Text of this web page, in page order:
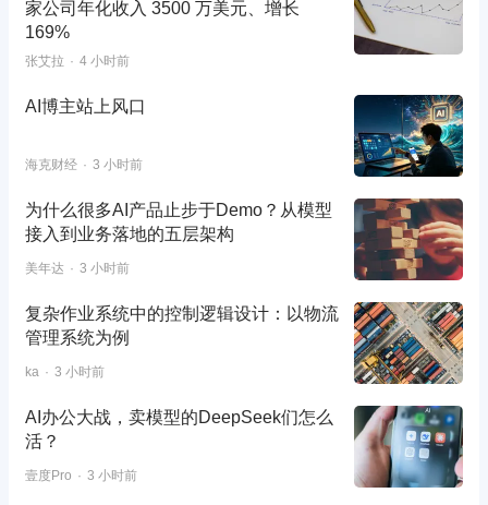
家公司年化收入 3500 万美元、增长
169%
张艾拉 4 小时前
AI博主站上风口
海克财经 3 小时前
为什么很多AI产品止步于Demo？从模型
接入到业务落地的五层架构
美年达 3 小时前
复杂作业系统中的控制逻辑设计：以物流
管理系统为例
ka 3 小时前
AI办公大战，卖模型的DeepSeek们怎么
活？
壹度Pro 3 小时前